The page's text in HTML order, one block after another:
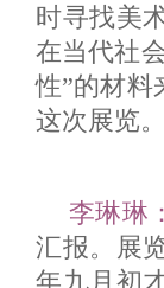
时寻找美
在当代社
性”的材料
这次展览。
李琳琳
汇报。展
年九月初